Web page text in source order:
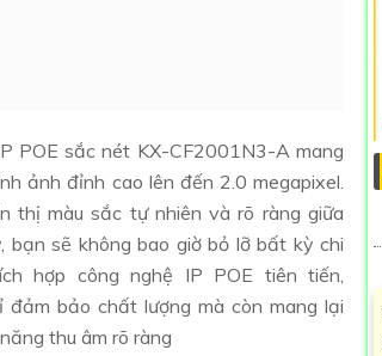
POE sắc nét KX-CF2001N3-A mang
ảnh đỉnh cao lên đến 2.0 megapixel.
thị màu sắc tự nhiên và rõ ràng giữa
bạn sẽ không bao giờ bỏ lỡ bất kỳ chi
hợp công nghệ IP POE tiên tiến,
đảm bảo chất lượng mà còn mang lại
thu âm rõ ràng